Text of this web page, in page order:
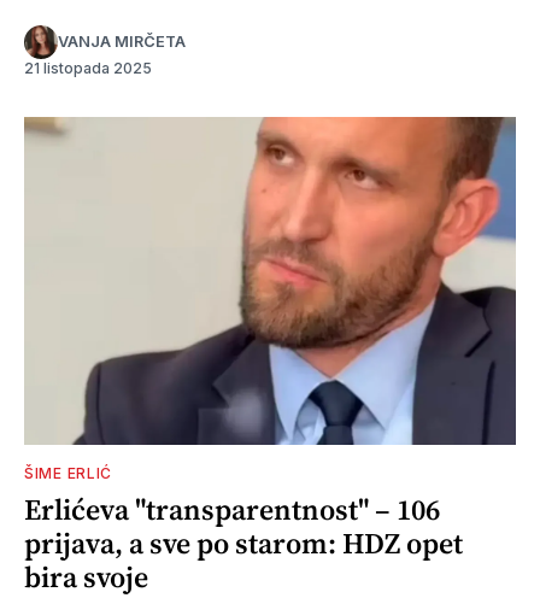
VANJA MIRČETA
21 listopada 2025
ŠIME ERLIĆ
Erlićeva "transparentnost" – 106
prijava, a sve po starom: HDZ opet
bira svoje